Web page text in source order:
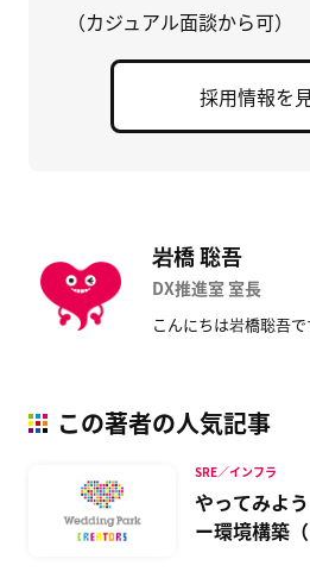
（カジュアル面談から可）
採用情報を
岩橋 聡吾
DX推進室 室長
こんにちは岩橋聡吾で
この著者の人気記事
やってみよ
ー環境構築
SRE／インフラ